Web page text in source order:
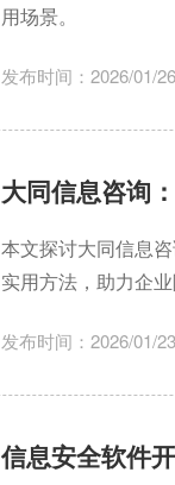
用场景。
发布时间：2026/01/26
大同信息咨询
本文探讨大同信息
实用方法，助力企
发布时间：2026/01/23
信息安全软件